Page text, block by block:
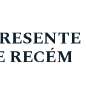
RECÉM